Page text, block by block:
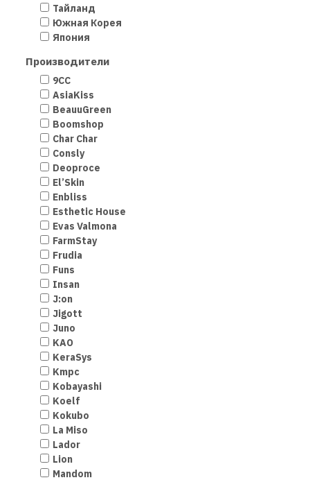
Тайланд
Южная Корея
Япония
Производители
9СС
AsiaKiss
BeauuGreen
Boomshop
Char Char
Consly
Deoproce
El’Skin
Enbliss
Esthetic House
Evas Valmona
FarmStay
Frudia
Funs
Insan
J:on
Jigott
Juno
KAO
KeraSys
Kmpc
Kobayashi
Koelf
Kokubo
La Miso
Lador
Lion
Mandom